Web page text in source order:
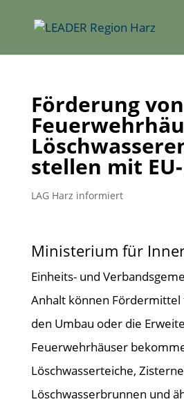
Förderung von
stellen mit
LAG Harz informiert
Ministerium für
Einheits- und
Anhalt können Fördermittel
den Umbau oder die
Feuerwehrhäuser
Löschwasserteiche,
Löschwasserbrunnen und